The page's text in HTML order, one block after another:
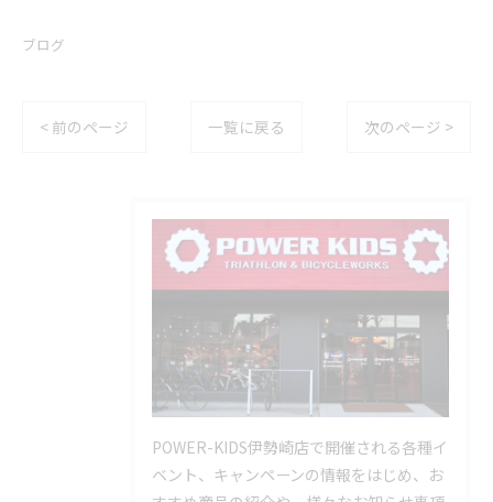
ブログ
< 前のページ 一覧に戻る 次のページ >
POWER-KIDS伊勢崎店で開催される各種イ
ベント、キャンペーンの情報をはじめ、お